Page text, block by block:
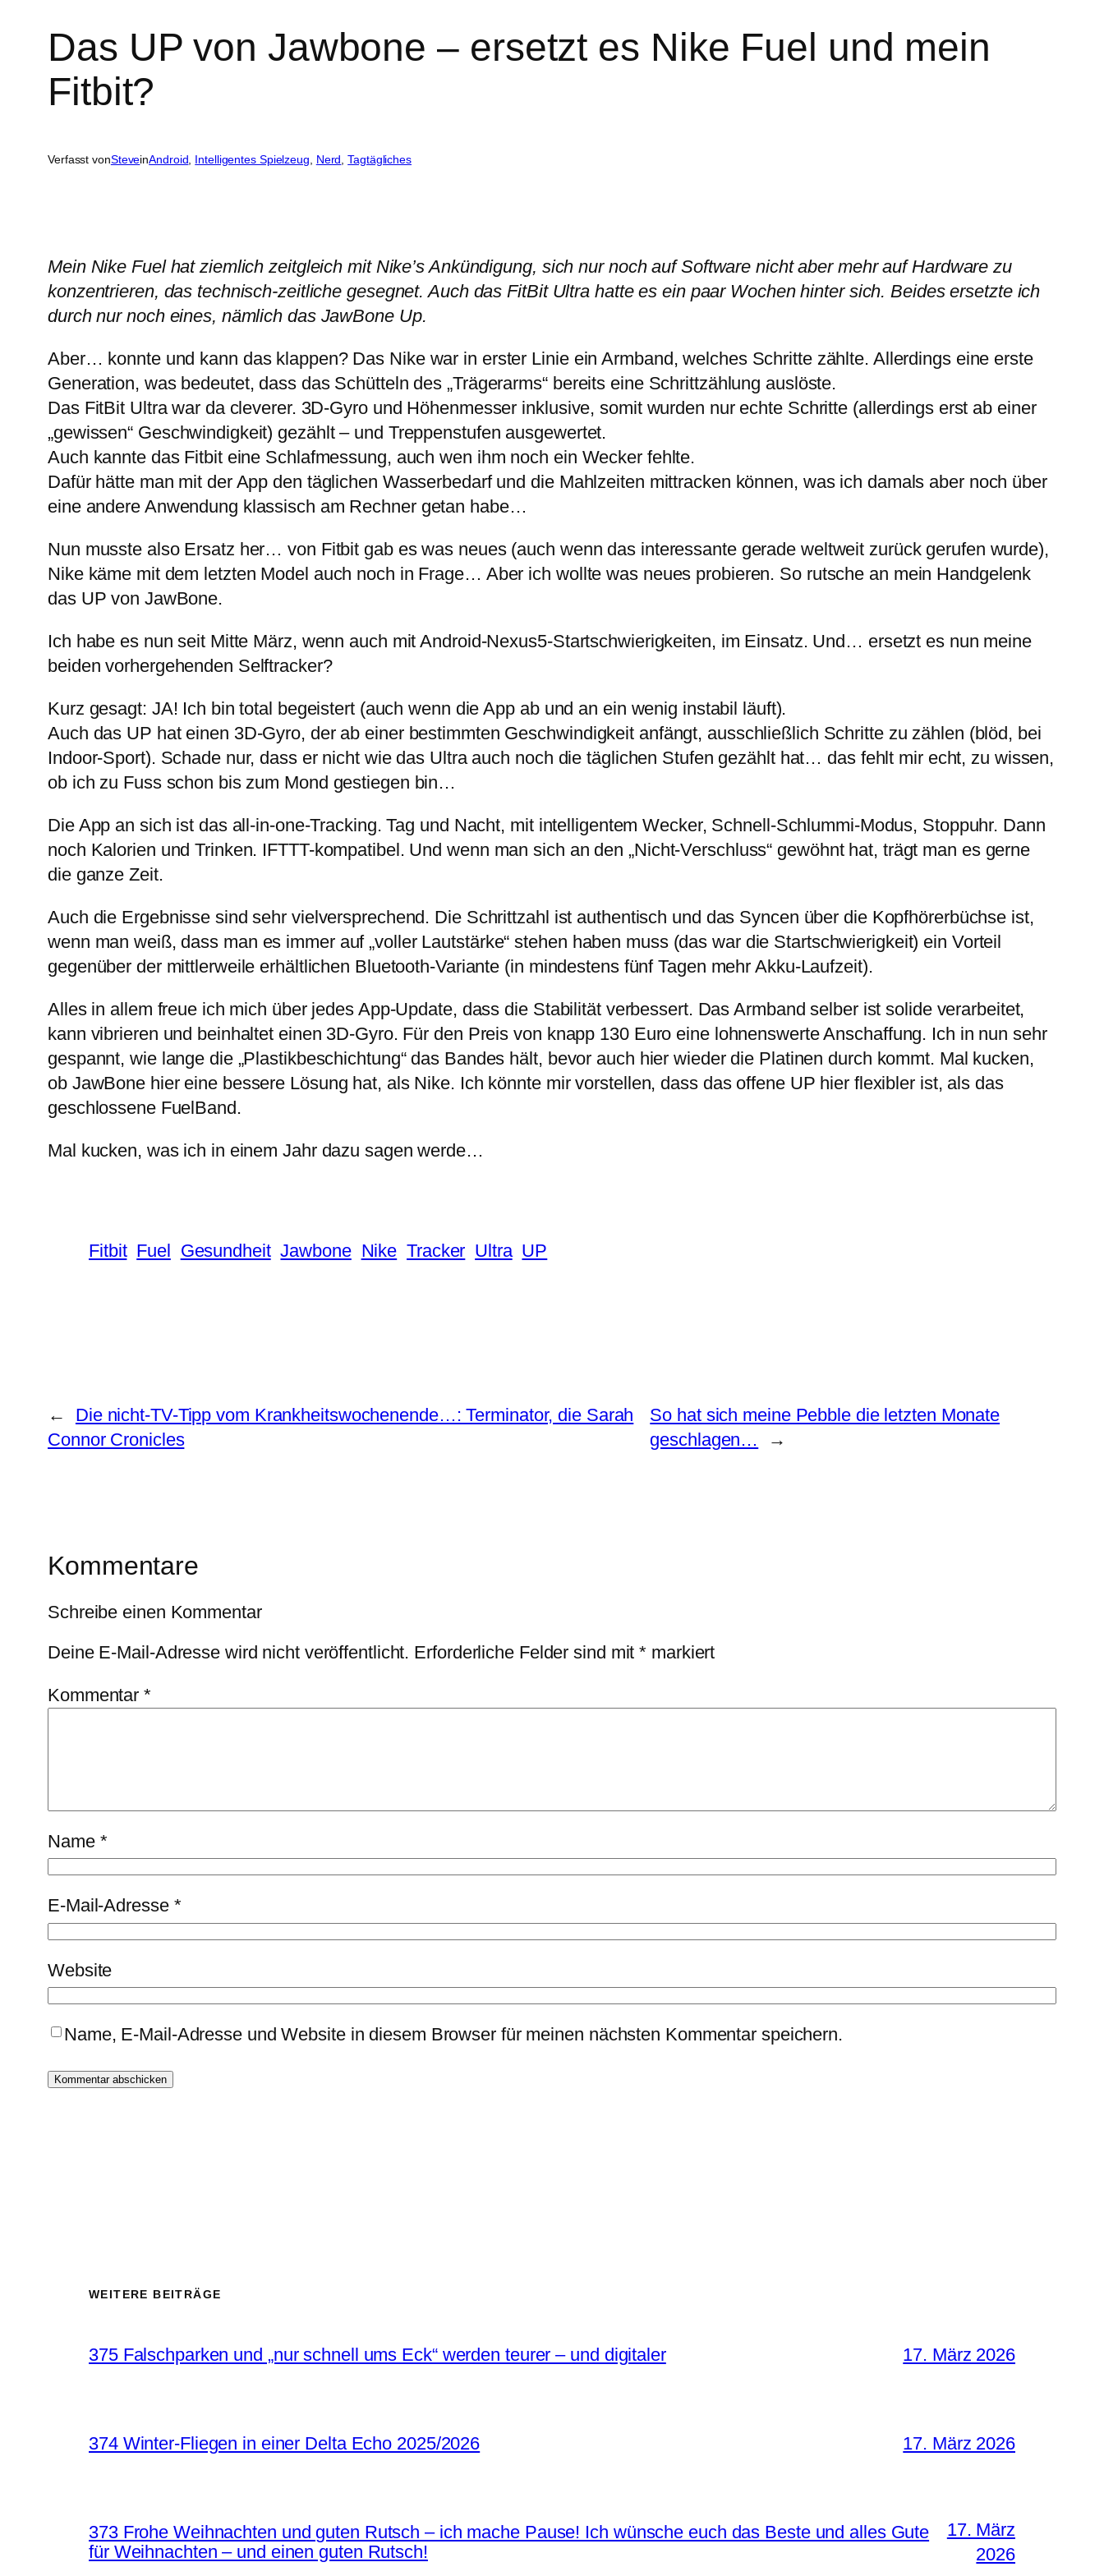
Das UP von Jawbone – ersetzt es Nike Fuel und mein
Fitbit?
Verfasst vonSteveinAndroid, Intelligentes Spielzeug, Nerd, Tagtägliches
Mein Nike Fuel hat ziemlich zeitgleich mit Nike’s Ankündigung, sich nur noch auf Software nicht aber mehr auf Hardware zu
konzentrieren, das technisch-zeitliche gesegnet. Auch das FitBit Ultra hatte es ein paar Wochen hinter sich. Beides ersetzte ich
durch nur noch eines, nämlich das JawBone Up.
Aber… konnte und kann das klappen? Das Nike war in erster Linie ein Armband, welches Schritte zählte. Allerdings eine erste
Generation, was bedeutet, dass das Schütteln des „Trägerarms“ bereits eine Schrittzählung auslöste.
Das FitBit Ultra war da cleverer. 3D-Gyro und Höhenmesser inklusive, somit wurden nur echte Schritte (allerdings erst ab einer
„gewissen“ Geschwindigkeit) gezählt – und Treppenstufen ausgewertet.
Auch kannte das Fitbit eine Schlafmessung, auch wen ihm noch ein Wecker fehlte.
Dafür hätte man mit der App den täglichen Wasserbedarf und die Mahlzeiten mittracken können, was ich damals aber noch über
eine andere Anwendung klassisch am Rechner getan habe…
Nun musste also Ersatz her… von Fitbit gab es was neues (auch wenn das interessante gerade weltweit zurück gerufen wurde),
Nike käme mit dem letzten Model auch noch in Frage… Aber ich wollte was neues probieren. So rutsche an mein Handgelenk
das UP von JawBone.
Ich habe es nun seit Mitte März, wenn auch mit Android-Nexus5-Startschwierigkeiten, im Einsatz. Und… ersetzt es nun meine
beiden vorhergehenden Selftracker?
Kurz gesagt: JA! Ich bin total begeistert (auch wenn die App ab und an ein wenig instabil läuft).
Auch das UP hat einen 3D-Gyro, der ab einer bestimmten Geschwindigkeit anfängt, ausschließlich Schritte zu zählen (blöd, bei
Indoor-Sport). Schade nur, dass er nicht wie das Ultra auch noch die täglichen Stufen gezählt hat… das fehlt mir echt, zu wissen,
ob ich zu Fuss schon bis zum Mond gestiegen bin…
Die App an sich ist das all-in-one-Tracking. Tag und Nacht, mit intelligentem Wecker, Schnell-Schlummi-Modus, Stoppuhr. Dann
noch Kalorien und Trinken. IFTTT-kompatibel. Und wenn man sich an den „Nicht-Verschluss“ gewöhnt hat, trägt man es gerne
die ganze Zeit.
Auch die Ergebnisse sind sehr vielversprechend. Die Schrittzahl ist authentisch und das Syncen über die Kopfhörerbüchse ist,
wenn man weiß, dass man es immer auf „voller Lautstärke“ stehen haben muss (das war die Startschwierigkeit) ein Vorteil
gegenüber der mittlerweile erhältlichen Bluetooth-Variante (in mindestens fünf Tagen mehr Akku-Laufzeit).
Alles in allem freue ich mich über jedes App-Update, dass die Stabilität verbessert. Das Armband selber ist solide verarbeitet,
kann vibrieren und beinhaltet einen 3D-Gyro. Für den Preis von knapp 130 Euro eine lohnenswerte Anschaffung. Ich in nun sehr
gespannt, wie lange die „Plastikbeschichtung“ das Bandes hält, bevor auch hier wieder die Platinen durch kommt. Mal kucken,
ob JawBone hier eine bessere Lösung hat, als Nike. Ich könnte mir vorstellen, dass das offene UP hier flexibler ist, als das
geschlossene FuelBand.
Mal kucken, was ich in einem Jahr dazu sagen werde…
Fitbit Fuel Gesundheit Jawbone Nike Tracker Ultra UP
←
Die nicht-TV-Tipp vom Krankheitswochenende…: Terminator, die Sarah
Connor Cronicles
So hat sich meine Pebble die letzten Monate
geschlagen…
→
Kommentare
Schreibe einen Kommentar
Deine E-Mail-Adresse wird nicht veröffentlicht. Erforderliche Felder sind mit* markiert
Kommentar*
Name *
E-Mail-Adresse *
Website
Name, E-Mail-Adresse und Website in diesem Browser für meinen nächsten Kommentar speichern.
WEITERE BEITRÄGE
375 Falschparken und „nur schnell ums Eck“ werden teurer – und digitaler 17. März 2026
374 Winter-Fliegen in einer Delta Echo 2025/2026 17. März 2026
373 Frohe Weihnachten und guten Rutsch – ich mache Pause! Ich wünsche euch das Beste und alles Gute
für Weihnachten – und einen guten Rutsch!
17. März
2026